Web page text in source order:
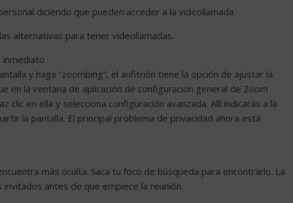
diciendo que pueden acceder a la videollamada.
alternativas para tener videollamadas.
inmediato
y haga “zoombing”, el anfitrión tiene la opción de ajustar la
en la ventana de aplicación de configuración general de Zoom
clic en ella y selecciona configuración avanzada. Allí indicarás a la
la pantalla. El principal problema de privacidad ahora está
más oculta. Saca tu foco de búsqueda para encontrarlo. La
antes de que empiece la reunión.